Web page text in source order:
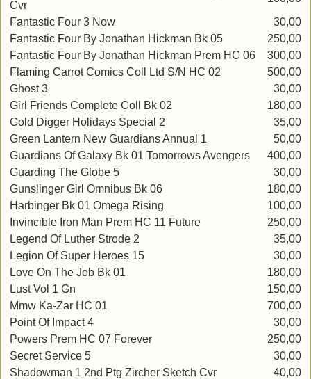
Cvr
Fantastic Four 3 Now
30,00
Fantastic Four By Jonathan Hickman Bk 05
250,00
Fantastic Four By Jonathan Hickman Prem HC 06
300,00
Flaming Carrot Comics Coll Ltd S/N HC 02
500,00
Ghost 3
30,00
Girl Friends Complete Coll Bk 02
180,00
Gold Digger Holidays Special 2
35,00
Green Lantern New Guardians Annual 1
50,00
Guardians Of Galaxy Bk 01 Tomorrows Avengers
400,00
Guarding The Globe 5
30,00
Gunslinger Girl Omnibus Bk 06
180,00
Harbinger Bk 01 Omega Rising
100,00
Invincible Iron Man Prem HC 11 Future
250,00
Legend Of Luther Strode 2
35,00
Legion Of Super Heroes 15
30,00
Love On The Job Bk 01
180,00
Lust Vol 1 Gn
150,00
Mmw Ka-Zar HC 01
700,00
Point Of Impact 4
30,00
Powers Prem HC 07 Forever
250,00
Secret Service 5
30,00
Shadowman 1 2nd Ptg Zircher Sketch Cvr
40,00